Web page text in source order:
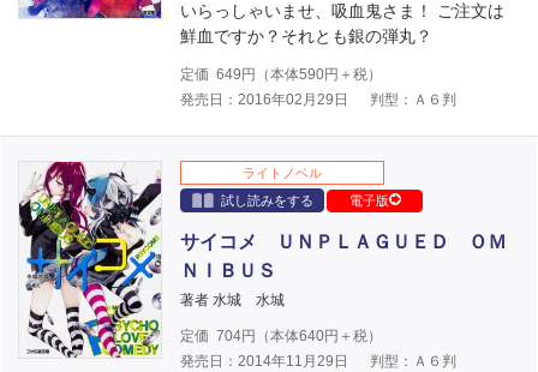
いらっしゃいませ、吸血鬼さま！ ご注文は
鮮血ですか？それとも銀の弾丸？
定価 649 円（本体590円＋税）
発売日：2016年02月29日
判型：Ａ６判
ライトノベル
試し読みをする
電子版
サイコメ ＵＮＰＬＡＧＵＥＤ ＯＭ
ＮＩＢＵＳ
著者 水城 水城
定価 704円（本体640円＋税）
発売日：2014年11月29日
判型：Ａ６判